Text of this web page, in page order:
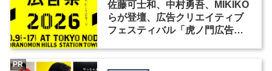
佐藤可士和、中村勇吾、MIKIKO
らが登壇、広告クリエイティブ
フェスティバル「虎ノ門広告
PR